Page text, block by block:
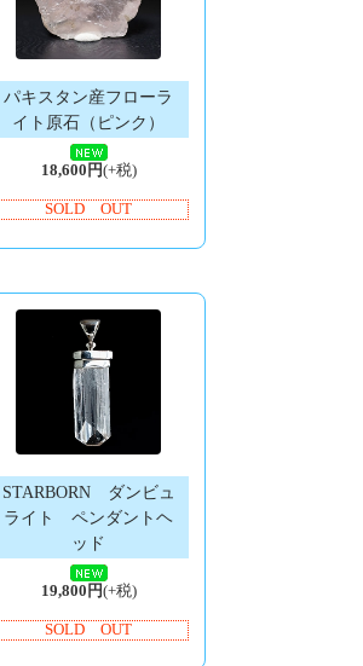
パキスタン産フローラ
イト原石（ピンク）
18,600円(+税)
SOLD OUT
STARBORN ダンビュ
ライト ペンダントヘ
ッド
19,800円(+税)
SOLD OUT